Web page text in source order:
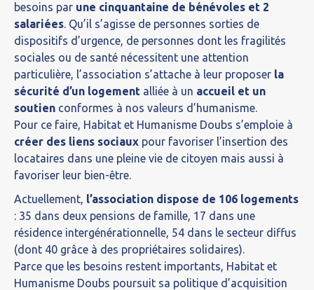
besoins par une cinquantaine de bénévoles et 2
salariées. Qu’il s’agisse de personnes sorties de
dispositifs d’urgence, de personnes dont les fragilités
sociales ou de santé nécessitent une attention
particulière, l’association s’attache à leur proposer la
sécurité d’un logement alliée à un accueil et un
soutien conformes à nos valeurs d’humanisme.
Pour ce faire, Habitat et Humanisme Doubs s’emploie à
créer des liens sociaux pour favoriser l’insertion des
locataires dans une pleine vie de citoyen mais aussi à
favoriser leur bien-être.
Actuellement, l’association dispose de 106 logements
: 35 dans deux pensions de famille, 17 dans une
résidence intergénérationnelle, 54 dans le secteur diffus
(dont 40 grâce à des propriétaires solidaires).
Parce que les besoins restent importants, Habitat et
Humanisme Doubs poursuit sa politique d’acquisition